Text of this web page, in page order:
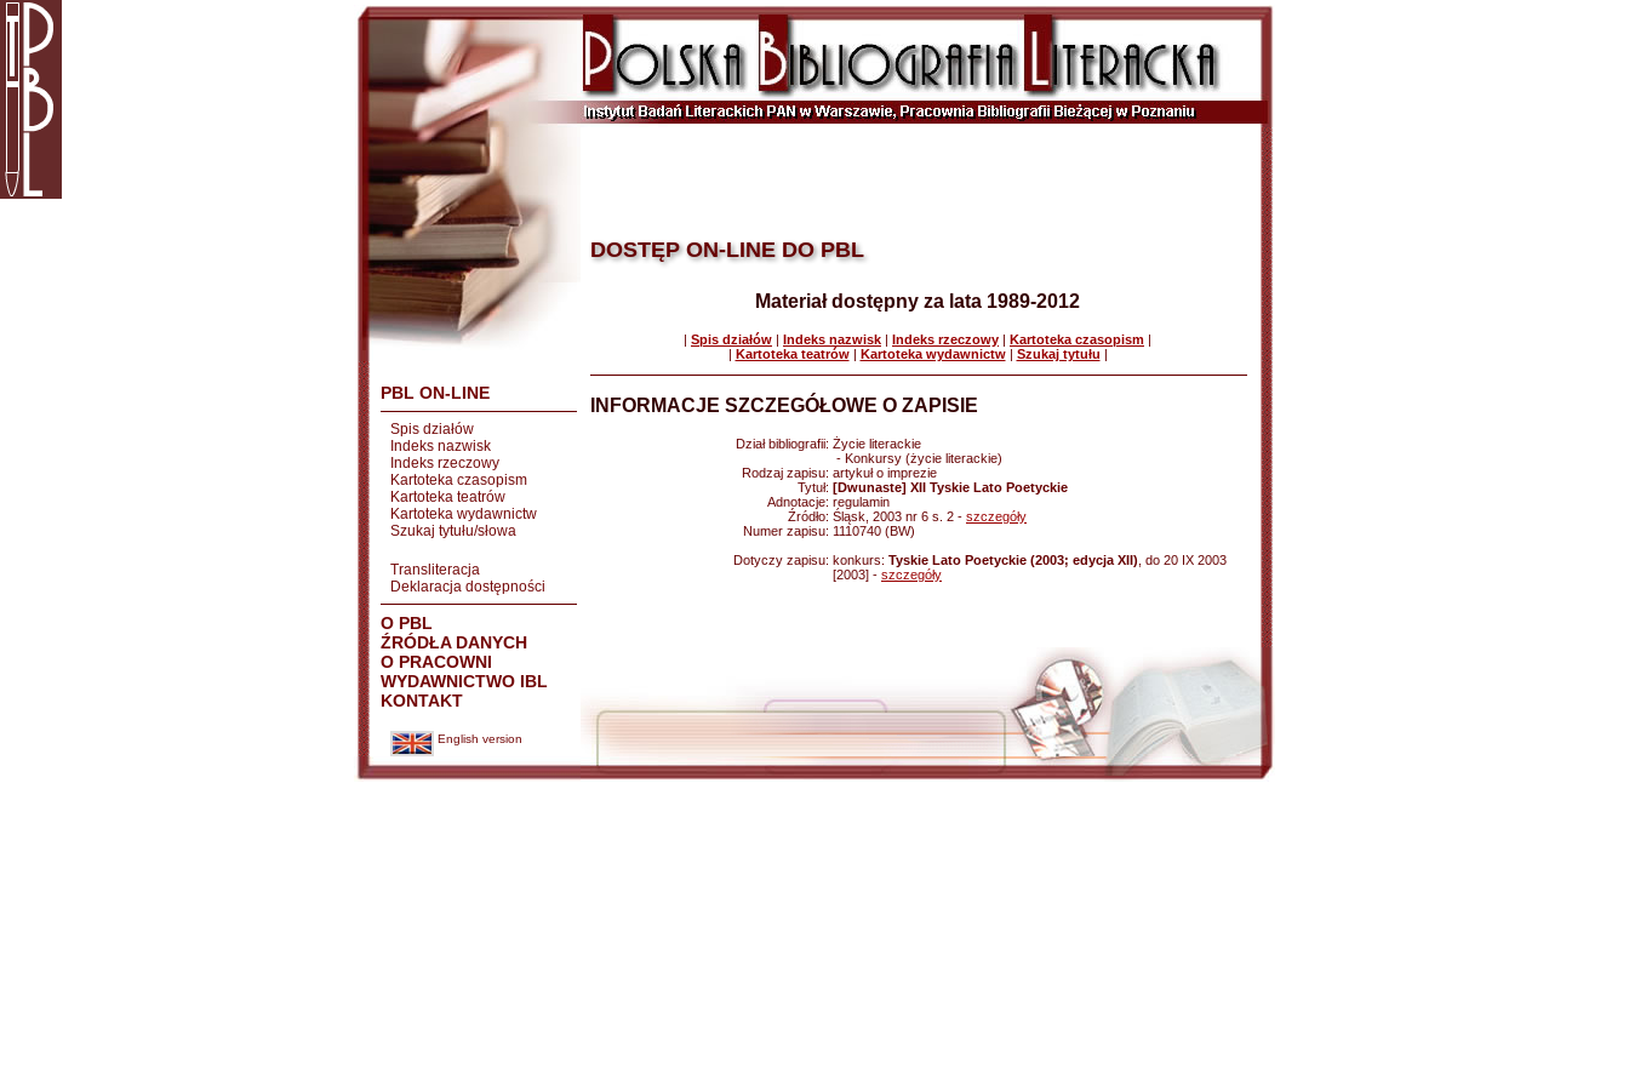
PBL ON-LINE
Spis działów
Indeks nazwisk
Indeks rzeczowy
Kartoteka czasopism
Kartoteka teatrów
Kartoteka wydawnictw
Szukaj tytułu/słowa
Transliteracja
Deklaracja dostępności
O PBL
ŹRÓDŁA DANYCH
O PRACOWNI
WYDAWNICTWO IBL
KONTAKT
English version
DOSTĘP ON-LINE DO PBL
Materiał dostępny za lata 1989-2012
| Spis działów | Indeks nazwisk | Indeks rzeczowy | Kartoteka czasopism |
| Kartoteka teatrów| Kartoteka wydawnictw| Szukaj tytułu |
INFORMACJE SZCZEGÓŁOWE O ZAPISIE
Dział bibliografii: Życie literackie
- Konkursy (życie literackie)
Rodzaj zapisu: artykuł o imprezie
Tytuł: [Dwunaste] XII Tyskie Lato Poetyckie
Adnotacje: regulamin
Źródło: Śląsk, 2003 nr 6 s. 2 - szczegóły
Numer zapisu: 1110740 (BW)
Dotyczy zapisu: konkurs: Tyskie Lato Poetyckie (2003; edycja XII) , do 20 IX 2003
[2003] - szczegóły